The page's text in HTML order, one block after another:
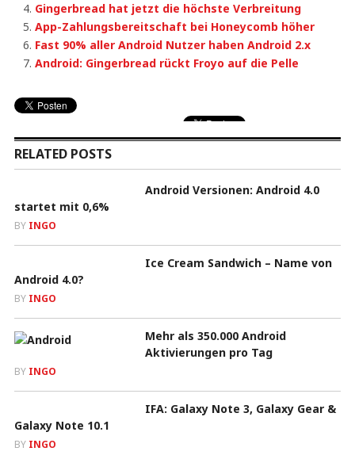
Gingerbread hat jetzt die höchste Verbreitung
App-Zahlungsbereitschaft bei Honeycomb höher
Fast 90% aller Android Nutzer haben Android 2.x
Android: Gingerbread rückt Froyo auf die Pelle
RELATED POSTS
Android Versionen: Android 4.0
startet mit 0,6%
BY INGO
Ice Cream Sandwich – Name von
Android 4.0?
BY INGO
Mehr als 350.000 Android
Aktivierungen pro Tag
BY INGO
IFA: Galaxy Note 3, Galaxy Gear &
Galaxy Note 10.1
BY INGO